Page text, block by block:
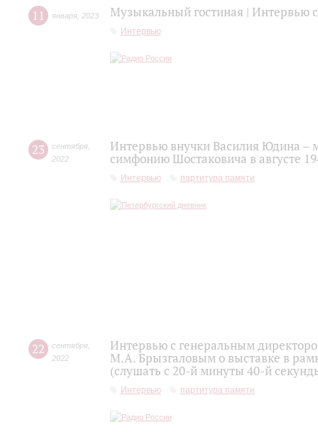
11 января 2023 Музыкальный гостиная |
Интервью
23 сентября
2022
Интервью внучки Василия Юдина –
симфонию Шостаковича в августе
Интервью партитура памяти
22 сентября
2022
Интервью с генеральным
М.А. Брызгаловым о выставке в
(слушать с 20-й минуты 40-й
Интервью партитура памяти